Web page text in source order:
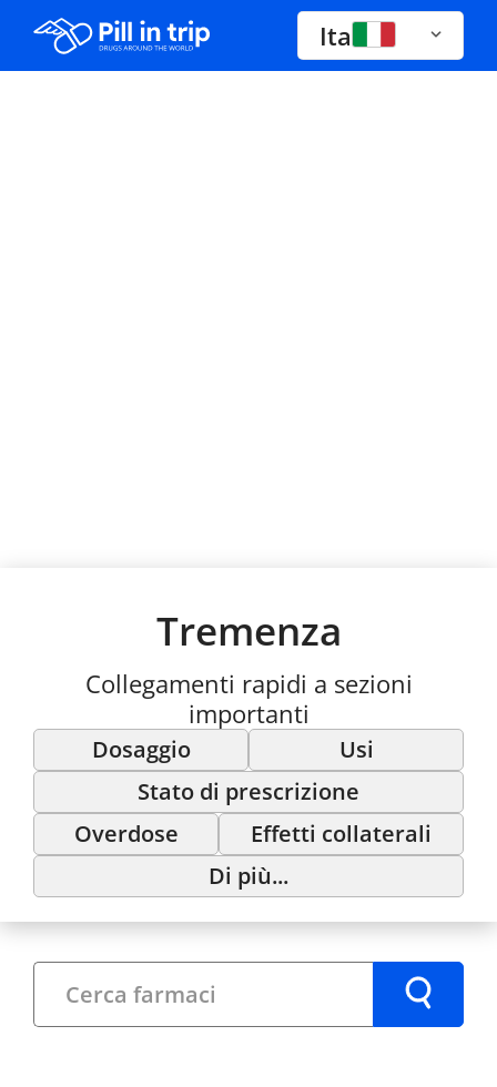
Droghe a-z Ita
Tremenza
Collegamenti rapidi a sezioni
importanti
Dosaggio
Usi
Stato di prescrizione
Overdose
Effetti collaterali
Di più...